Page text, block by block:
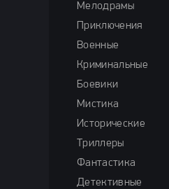
Мелодрамы
Приключения
Военные
Криминальные
Боевики
Мистика
Исторические
Триллеры
Фантастика
Детективные